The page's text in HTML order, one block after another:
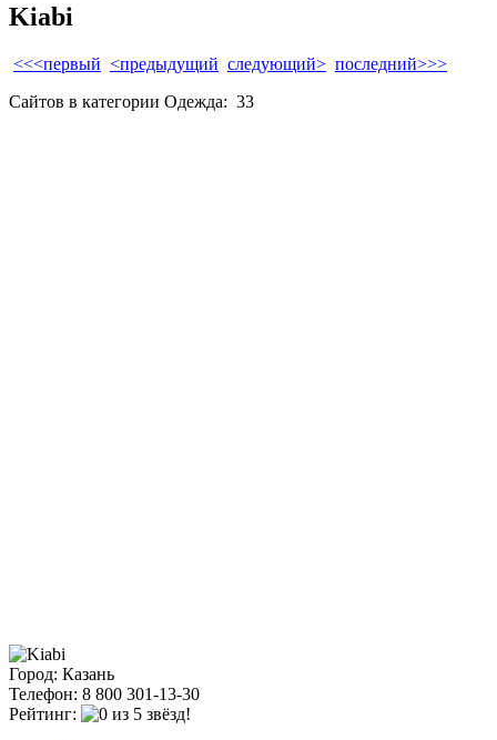
Kiabi
<<<первый <предыдущий следующий> последний>>>
Сайтов в категории Одежда: 33
Город: Казань
Телефон: 8 800 301-13-30
Рейтинг: